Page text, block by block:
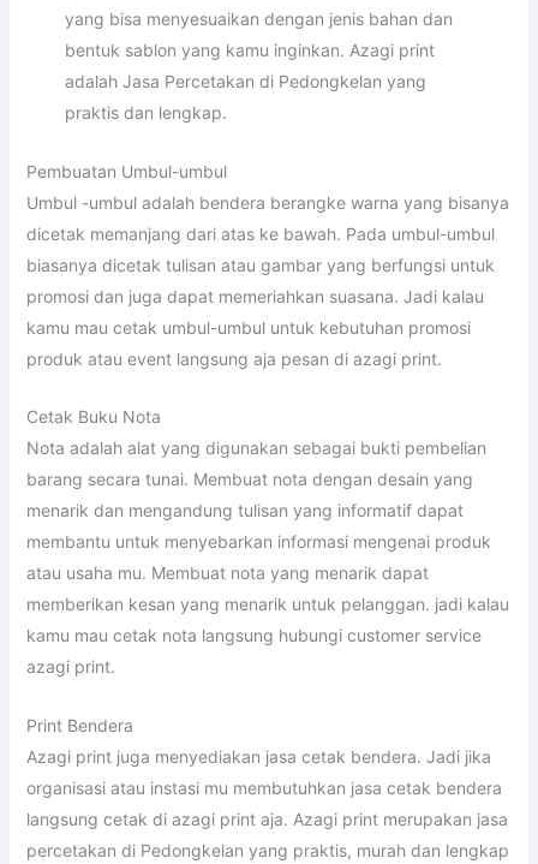
yang bisa menyesuaikan dengan jenis bahan dan
bentuk sablon yang kamu inginkan. Azagi print
adalah Jasa Percetakan di Pedongkelan yang
praktis dan lengkap.
Pembuatan Umbul-umbul
Umbul -umbul adalah bendera berangke warna yang bisanya
dicetak memanjang dari atas ke bawah. Pada umbul-umbul
biasanya dicetak tulisan atau gambar yang berfungsi untuk
promosi dan juga dapat memeriahkan suasana. Jadi kalau
kamu mau cetak umbul-umbul untuk kebutuhan promosi
produk atau event langsung aja pesan di azagi print.
Cetak Buku Nota
Nota adalah alat yang digunakan sebagai bukti pembelian
barang secara tunai. Membuat nota dengan desain yang
menarik dan mengandung tulisan yang informatif dapat
membantu untuk menyebarkan informasi mengenai produk
atau usaha mu. Membuat nota yang menarik dapat
memberikan kesan yang menarik untuk pelanggan. jadi kalau
kamu mau cetak nota langsung hubungi customer service
azagi print.
Print Bendera
Azagi print juga menyediakan jasa cetak bendera. Jadi jika
organisasi atau instasi mu membutuhkan jasa cetak bendera
langsung cetak di azagi print aja. Azagi print merupakan jasa
percetakan di Pedongkelan yang praktis, murah dan lengkap